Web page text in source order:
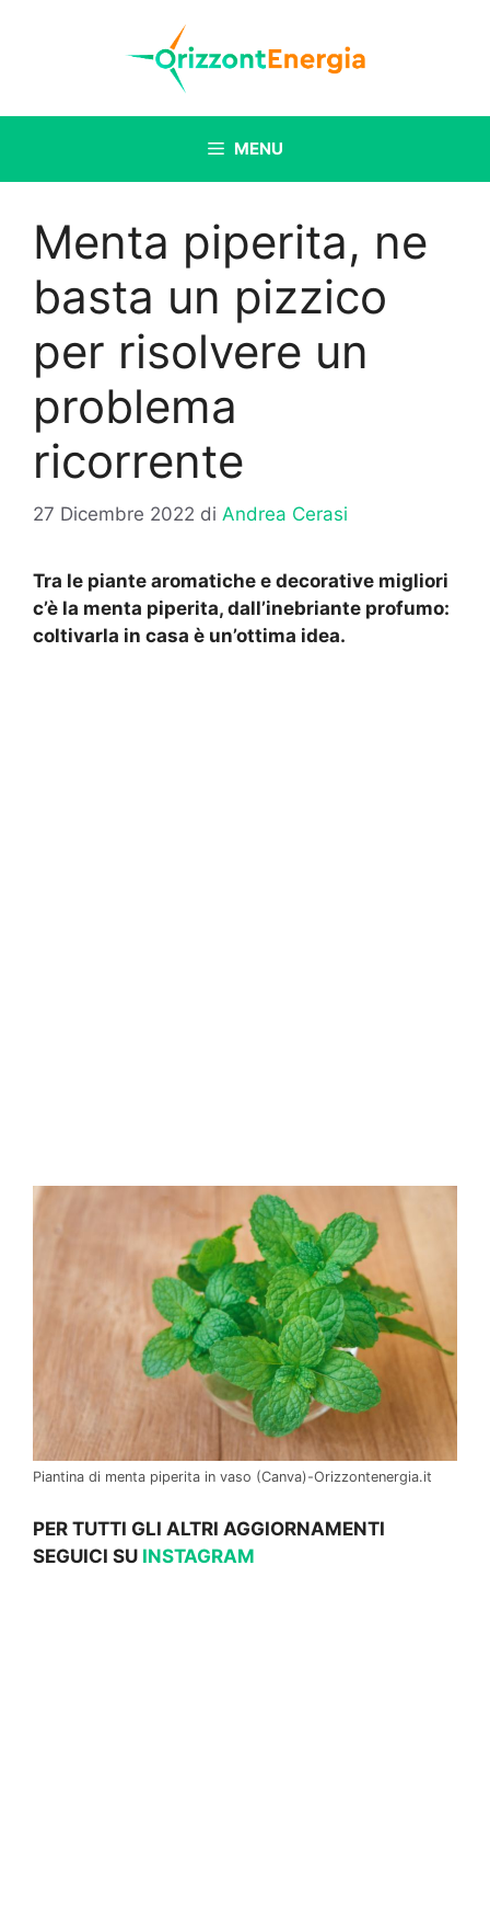
MENU
Menta piperita, ne
basta un pizzico
per risolvere un
problema
ricorrente
27 Dicembre 2022 di Andrea Cerasi
Tra le piante aromatiche e decorative migliori
c’è la menta piperita, dall’inebriante profumo:
coltivarla in casa è un’ottima idea.
Piantina di menta piperita in vaso (Canva)-Orizzontenergia.it
PER TUTTI GLI ALTRI AGGIORNAMENTI
SEGUICI SU INSTAGRAM